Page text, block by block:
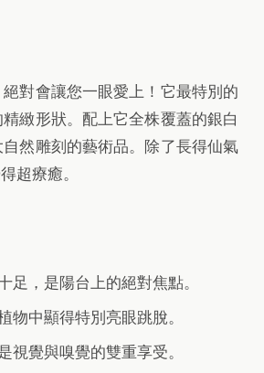
對會讓您一眼愛上！它最特別的
緻形狀。配上它全株覆蓋的銀白
然雕刻的藝術品。除了長得仙氣
超療癒。
足，是陽台上的絕對焦點。
物中顯得特別亮眼跳脫。
視覺與嗅覺的雙重享受。